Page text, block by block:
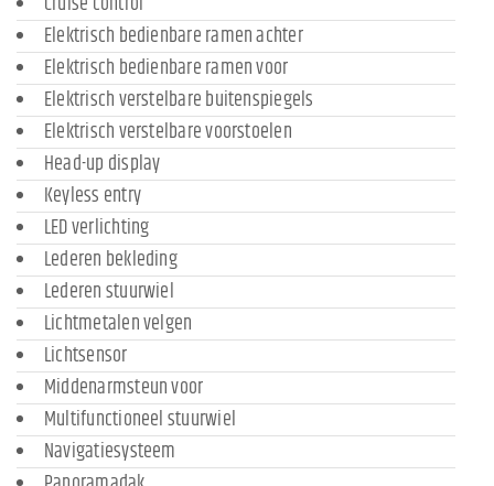
Elektrisch bedienbare ramen achter
Elektrisch bedienbare ramen voor
Elektrisch verstelbare buitenspiegels
Elektrisch verstelbare voorstoelen
Head-up display
Keyless entry
LED verlichting
Lederen bekleding
Lederen stuurwiel
Lichtmetalen velgen
Lichtsensor
Middenarmsteun voor
Multifunctioneel stuurwiel
Navigatiesysteem